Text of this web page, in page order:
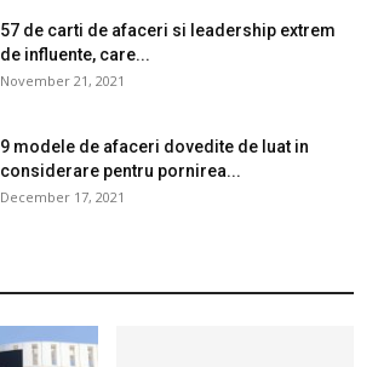
57 de carti de afaceri si leadership extrem
de influente, care...
November 21, 2021
9 modele de afaceri dovedite de luat in
considerare pentru pornirea...
December 17, 2021